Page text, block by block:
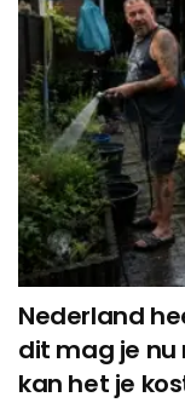
Nederland
dit mag je nu
kan het je